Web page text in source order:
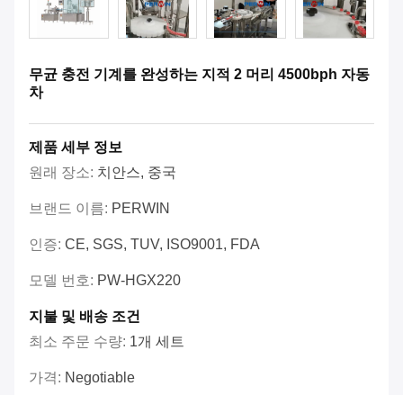
무균 충전 기계를 완성하는 지적 2 머리 4500bph 자동
차
제품 세부 정보
원래 장소: 치안스, 중국
브랜드 이름: PERWIN
인증: CE, SGS, TUV, ISO9001, FDA
모델 번호: PW-HGX220
지불 및 배송 조건
최소 주문 수량: 1개 세트
가격: Negotiable